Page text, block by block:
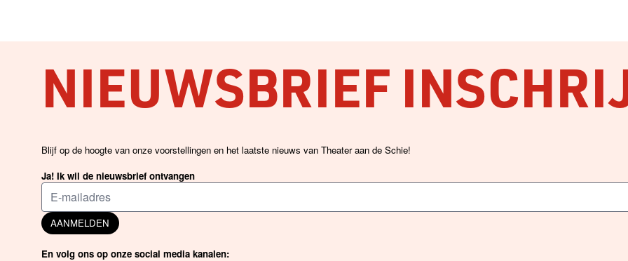
NIEUWSBRIEF
Blijf op de hoogte van onze voorstellingen en het laatste nieuws van Theater aan de Schie!
Ja! Ik wil de nieuwsbrief ontvangen
AANMELDEN
En volg ons op onze social media kanalen: